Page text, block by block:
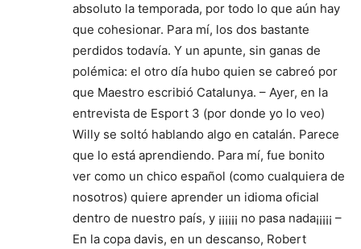
absoluto la temporada, por todo lo que aún hay
que cohesionar. Para mí, los dos bastante
perdidos todavía. Y un apunte, sin ganas de
polémica: el otro día hubo quien se cabreó por
que Maestro escribió Catalunya. – Ayer, en la
entrevista de Esport 3 (por donde yo lo veo)
Willy se soltó hablando algo en catalán. Parece
que lo está aprendiendo. Para mí, fue bonito
ver como un chico español (como cualquiera de
nosotros) quiere aprender un idioma oficial
dentro de nuestro país, y ¡¡¡¡¡¡ no pasa nada¡¡¡¡¡ –
En la copa davis, en un descanso, Robert